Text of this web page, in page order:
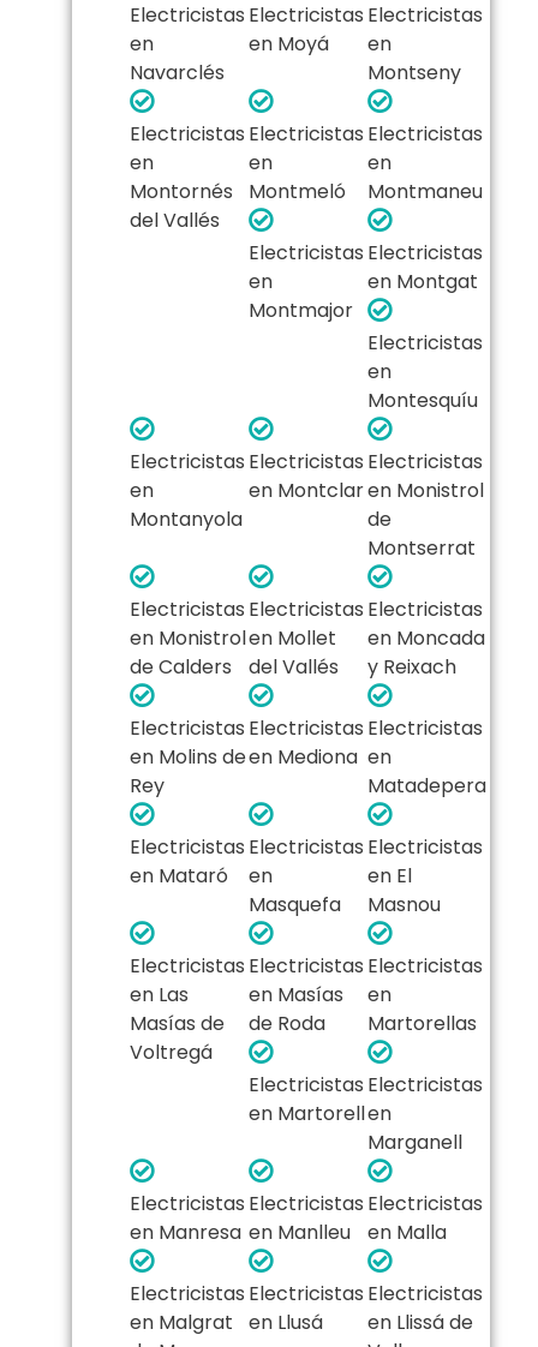
Electricistas
en
Navarclés
Electricistas
en Moyá
Electricistas
en
Montseny
Electricistas
en
Montornés
del Vallés
Electricistas
en
Montmeló
Electricistas
en
Montmaneu
Electricistas
en
Montmajor
Electricistas
en Montgat
Electricistas
en
Montesquíu
Electricistas
en
Montanyola
Electricistas
en Montclar
Electricistas
en Monistrol
de
Montserrat
Electricistas
en Monistrol
de Calders
Electricistas
en Mollet
del Vallés
Electricistas
en Moncada
y Reixach
Electricistas
en Molins de
Rey
Electricistas
en Mediona
Electricistas
en
Matadepera
Electricistas
en Mataró
Electricistas
en
Masquefa
Electricistas
en El
Masnou
Electricistas
en Las
Masías de
Voltregá
Electricistas
en Masías
de Roda
Electricistas
en
Martorellas
Electricistas
en Martorell
Electricistas
en
Marganell
Electricistas
en Manresa
Electricistas
en Manlleu
Electricistas
en Malla
Electricistas
en Malgrat
Electricistas
en Llusá
Electricistas
en Llissá de